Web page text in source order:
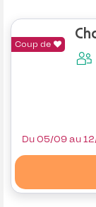
Coup de
Du 05/09 au